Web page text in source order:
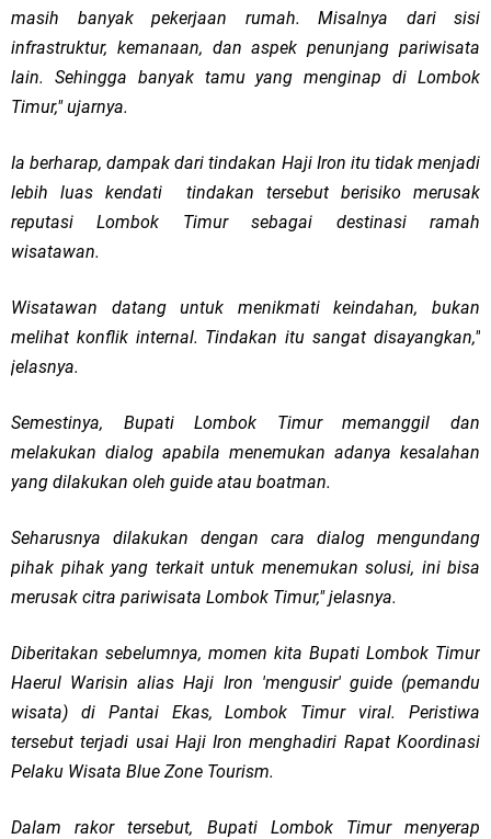
masih banyak pekerjaan rumah. Misalnya dari sisi
infrastruktur, kemanaan, dan aspek penunjang pariwisata
lain. Sehingga banyak tamu yang menginap di Lombok
Timur," ujarnya.
Ia berharap, dampak dari tindakan Haji Iron itu tidak menjadi
lebih luas kendati tindakan tersebut berisiko merusak
reputasi Lombok Timur sebagai destinasi ramah
wisatawan.
Wisatawan datang untuk menikmati keindahan, bukan
melihat konflik internal. Tindakan itu sangat disayangkan,"
jelasnya.
Semestinya, Bupati Lombok Timur memanggil dan
melakukan dialog apabila menemukan adanya kesalahan
yang dilakukan oleh guide atau boatman.
Seharusnya dilakukan dengan cara dialog mengundang
pihak pihak yang terkait untuk menemukan solusi, ini bisa
merusak citra pariwisata Lombok Timur," jelasnya.
Diberitakan sebelumnya, momen kita Bupati Lombok Timur
Haerul Warisin alias Haji Iron 'mengusir' guide (pemandu
wisata) di Pantai Ekas, Lombok Timur viral. Peristiwa
tersebut terjadi usai Haji Iron menghadiri Rapat Koordinasi
Pelaku Wisata Blue Zone Tourism.
Dalam rakor tersebut, Bupati Lombok Timur menyerap